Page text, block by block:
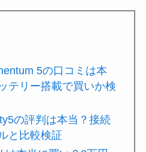
5の口コミは本
テリー搭載で買いか検
の評判は本当？接続
と比較検証